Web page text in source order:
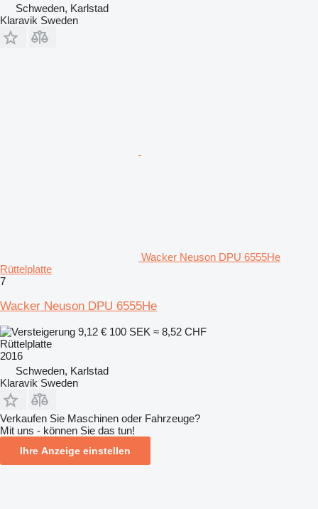
Schweden, Karlstad
Klaravik Sweden
Wacker Neuson DPU 6555He
Rüttelplatte
7
Wacker Neuson DPU 6555He
9,12 € 100 SEK ≈ 8,52 CHF
Rüttelplatte
2016
Schweden, Karlstad
Klaravik Sweden
Verkaufen Sie Maschinen oder Fahrzeuge?
Mit uns - können Sie das tun!
Ihre Anzeige einstellen